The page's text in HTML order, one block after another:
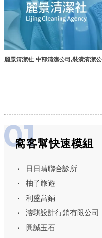
麗景清潔社-中部清潔公司,裝潢清潔公
窩客幫快速模組
日日晴聯合診所
柚子旅遊
利盛當鋪
濬騏設計行銷有限公司
興誠玉石